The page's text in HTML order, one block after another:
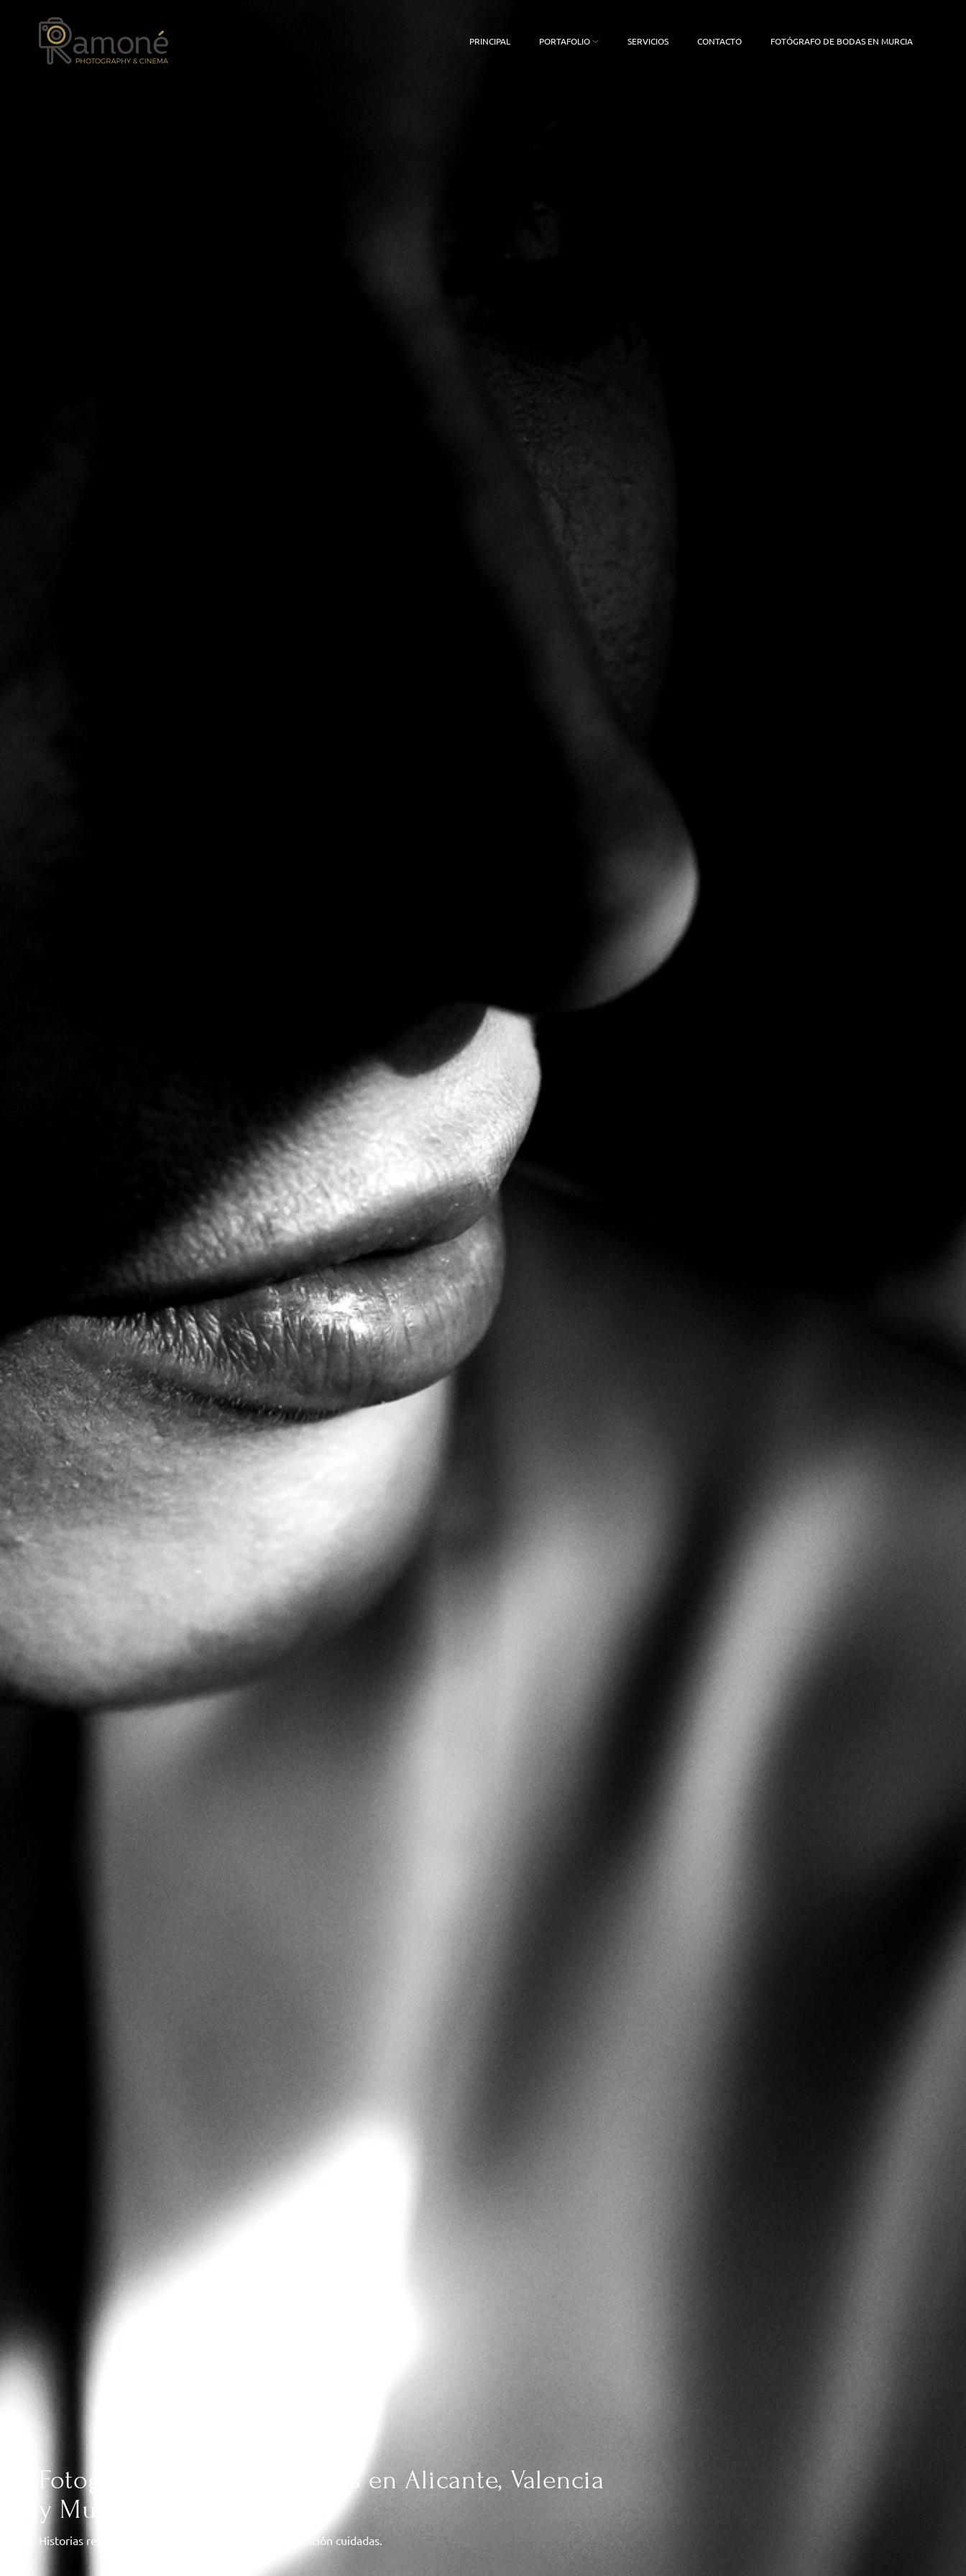
PRINCIPAL PORTAFOLIO SERVICIOS CONTACTO FOTÓGRAFO DE BODAS EN MURCIA
Fotografía y Vídeo de Bodas en Alicante, Valencia
y Murcia
Historias reales, sin poses forzadas, con luz y composición cuidadas.